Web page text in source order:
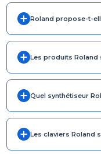
Roland propose-t-
Les produits Roland
Quel synthétiseur
Les claviers Roland